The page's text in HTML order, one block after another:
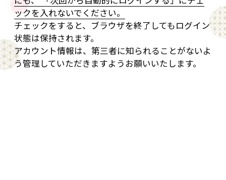
ックを入れないでください。
チェックをすると、ブラウザを終了してもログイン
状態は保持されます。
アカウント情報は、第三者に知られることがないよ
う管理していただきますようお願いいたします。